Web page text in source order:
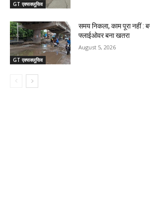
GT एक्सक्लूसिव
GT एक्सक्लूसिव
समय निकला, काम पूरा नहीं :
फ्लाईओवर बना खतरा
August 5, 2026